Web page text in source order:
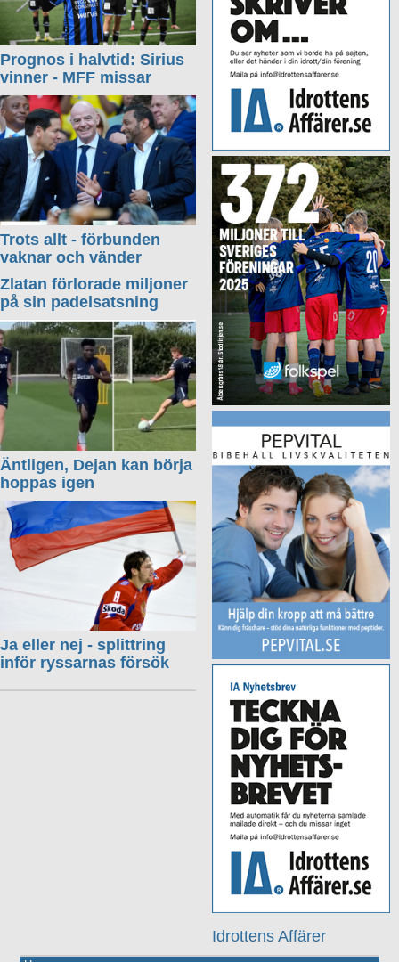
Idrottens Affärer
Prognos i halvtid: Sirius
vinner - MFF missar
Trots allt - förbunden
vaknar och vänder
Zlatan förlorade miljoner
på sin padelsatsning
Äntligen, Dejan kan börja
hoppas igen
Ja eller nej - splittring
inför ryssarnas försök